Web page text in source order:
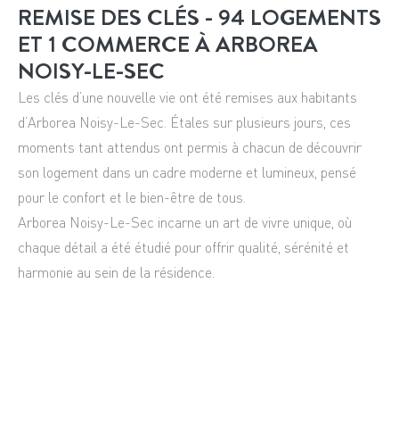
REMISE DES CLÉS - 94 LOGEMENTS
ET 1 COMMERCE À ARBOREA
NOISY-LE-SEC
Les clés d’une nouvelle vie ont été remises aux habitants
d’Arborea Noisy-Le-Sec. Étales sur plusieurs jours, ces
moments tant attendus ont permis à chacun de découvrir
son logement dans un cadre moderne et lumineux, pensé
pour le confort et le bien-être de tous.
Arborea Noisy-Le-Sec incarne un art de vivre unique, où
chaque détail a été étudié pour offrir qualité, sérénité et
harmonie au sein de la résidence.